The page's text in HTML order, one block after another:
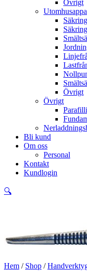
Övrigt
Övrigt
Övrigt
Bli kund
Om oss
Personal
Kontakt
Kundlogin
🔍
Hem / Shop /